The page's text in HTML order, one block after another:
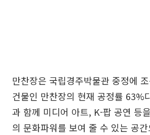
만찬장은 국립경주박물관 중정에
건물인 만찬장의 현재 공정률 63%
과 함께 미디어 아트, K-팝 공연 등
의 문화파워를 보여 줄 수 있는 공